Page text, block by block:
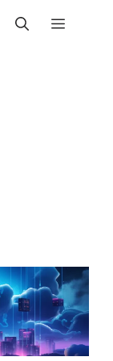
Menü